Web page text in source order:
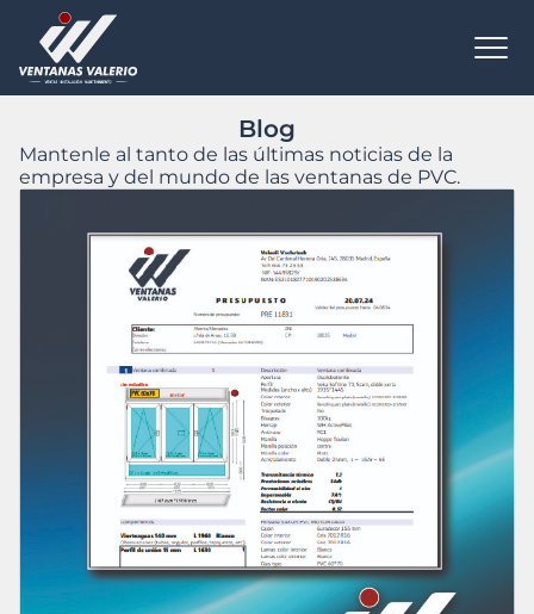
Blog
Mantenle al tanto de las últimas noticias de la
empresa y del mundo de las ventanas de PVC.
Todas las novedades